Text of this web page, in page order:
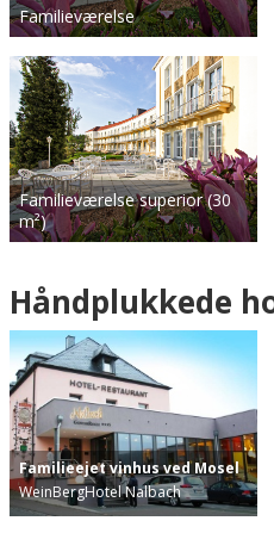
Familieværelse
Familieværelse superior (30
m²)
Håndplukkede
Familieejet vinhus ved Mosel
WeinBergHotel Nalbach